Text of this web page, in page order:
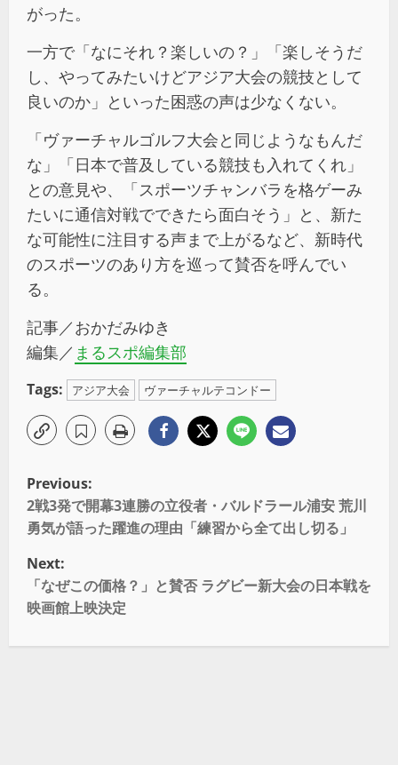
がった。
一方で「なにそれ？楽しいの？」「楽しそうだ
し、やってみたいけどアジア大会の競技として
良いのか」といった困惑の声は少なくない。
「ヴァーチャルゴルフ大会と同じようなもんだ
な」「日本で普及している競技も入れてくれ」
との意見や、「スポーツチャンバラを格ゲーみ
たいに通信対戦でできたら面白そう」と、新た
な可能性に注目する声まで上がるなど、新時代
のスポーツのあり方を巡って賛否を呼んでい
る。
記事／おかだみゆき
編集／ まるスポ編集部
Tags: アジア大会 ヴァーチャルテコンドー
Previous:
2戦3発で開幕3連勝の立役者・バルドラール浦安 荒川
勇気が語った躍進の理由「練習から全て出し切る」
Next:
「なぜこの価格？」と賛否 ラグビー新大会の日本戦を
映画館上映決定